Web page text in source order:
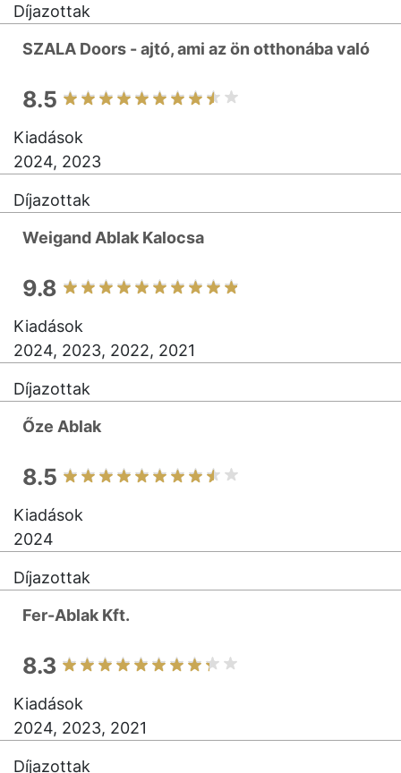
Díjazottak
SZALA Doors - ajtó, ami az ön otthonába való
8.5
Kiadások
2024, 2023
Díjazottak
Weigand Ablak Kalocsa
9.8
Kiadások
2024, 2023, 2022, 2021
Díjazottak
Őze Ablak
8.5
Kiadások
2024
Díjazottak
Fer-Ablak Kft.
8.3
Kiadások
2024, 2023, 2021
Díjazottak